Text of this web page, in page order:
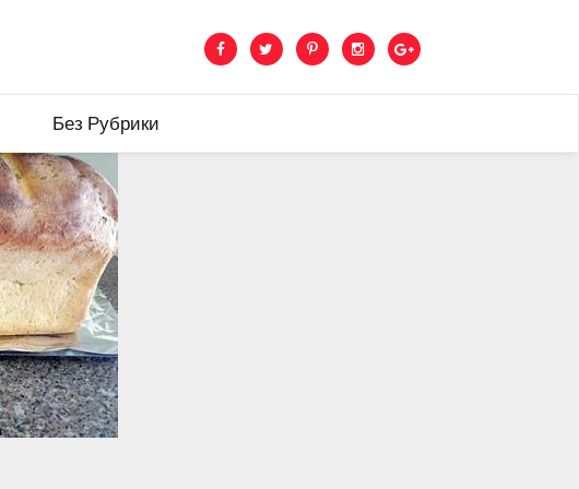
Без Рубрики